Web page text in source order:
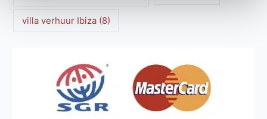
villa verhuur Ibiza(8)